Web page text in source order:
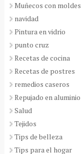
Muñecos con moldes
navidad
Pintura en vidrio
punto cruz
Recetas de cocina
Recetas de postres
remedios caseros
Repujado en aluminio
Salud
Tejidos
Tips de belleza
Tips para el hogar